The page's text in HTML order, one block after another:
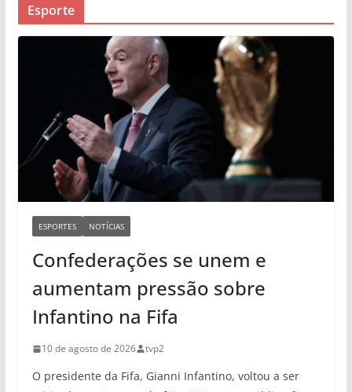
Esporte
ESPORTES NOTÍCIAS
Confederações se unem e
aumentam pressão sobre
Infantino na Fifa
10 de agosto de 2026 tvp2
O presidente da Fifa, Gianni Infantino, voltou a ser